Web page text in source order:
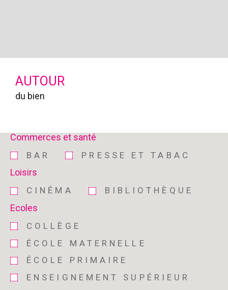
AUTOUR
du bien
Commerces et santé
BAR PRESSE ET TABAC
Loisirs
CINÉMA BIBLIOTHÈQUE
Ecoles
COLLÈGE
ÉCOLE MATERNELLE
ÉCOLE PRIMAIRE
ENSEIGNEMENT SUPÉRIEUR